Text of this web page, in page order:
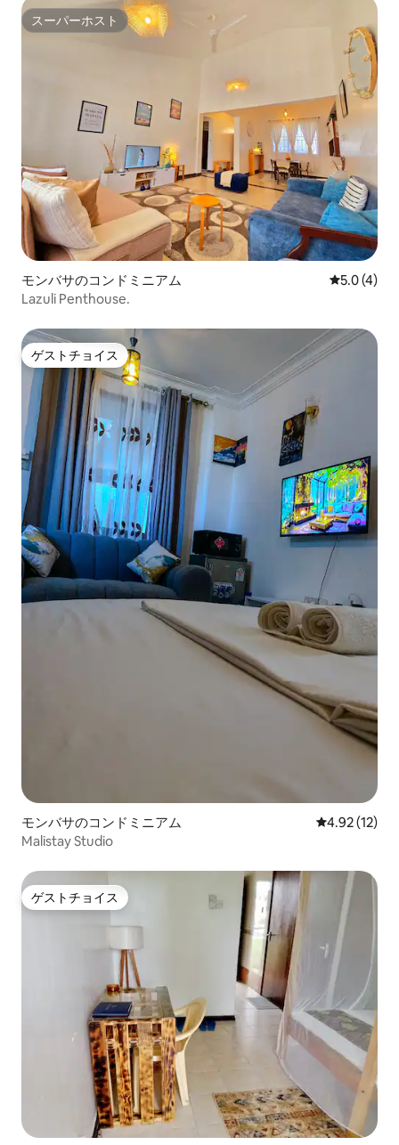
スーパーホスト
スーパーホスト
モンバサのコンドミニアム レビュー4
5.0 (4)
Lazuli Penthouse.
ゲストチョイス
ゲストチョイス
モンバサのコンドミニアム レビュー12
4.92 (12)
Malistay Studio
ゲストチョイス
ゲストチョイス